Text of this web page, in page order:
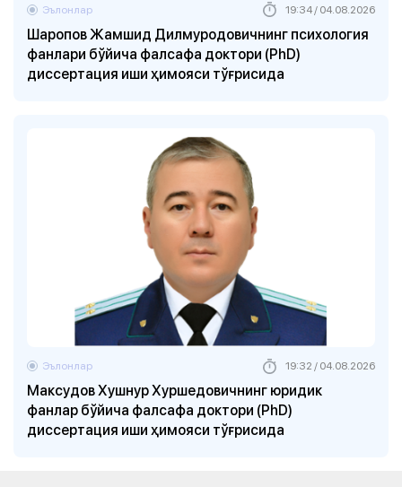
Шаропов Жамшид Дилмуродовичнинг психология
фанлари бўйича фалсафа доктори (PhD)
диссертация иши ҳимояси тўғрисида
Эълонлар 19:34 / 04.08.2026
Максудов Хушнур Хуршедовичнинг юридик
фанлар бўйича фалсафа доктори (PhD)
диссертация иши ҳимояси тўғрисида
Эълонлар 19:32 / 04.08.2026